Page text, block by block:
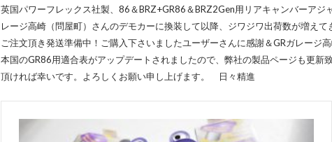
英国パワーフレックス社製、86＆BRZ+GR86＆BRZ2Gen用リアキャンバーア
レージ高崎（問屋町）さんのデモカーに換装して以降、ジワジワ出荷数が増え
ご注文頂き発送準備中！ご購入下さいましたユーザーさんに感謝＆GRガレージ
本国のGR86用適合表がアップデートされましたので、弊社の製品ページも更新
頂ければ幸いです。よろしくお願い申し上げます。 日々精進